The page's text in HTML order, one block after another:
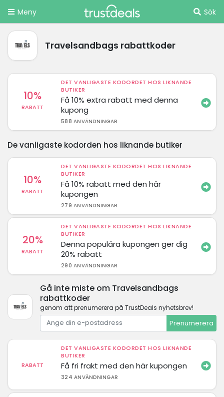
Meny Sök
Travelsandbags rabattkoder
10%
RABATT
DET VANLIGASTE KODORDET HOS LIKNANDE
BUTIKER
Få 10% extra rabatt med denna
kupong
588 ANVÄNDNINGAR
De vanligaste kodorden hos liknande butiker
10%
RABATT
DET VANLIGASTE KODORDET HOS LIKNANDE
BUTIKER
Få 10% rabatt med den här
kupongen
279 ANVÄNDNINGAR
20%
RABATT
DET VANLIGASTE KODORDET HOS LIKNANDE
BUTIKER
Denna populära kupongen ger dig
20% rabatt
290 ANVÄNDNINGAR
Gå inte miste om Travelsandbags
rabattkoder
genom att prenumerera på TrustDeals nyhetsbrev!
Prenumerera
RABATT
DET VANLIGASTE KODORDET HOS LIKNANDE
BUTIKER
Få fri frakt med den här kupongen
324 ANVÄNDNINGAR